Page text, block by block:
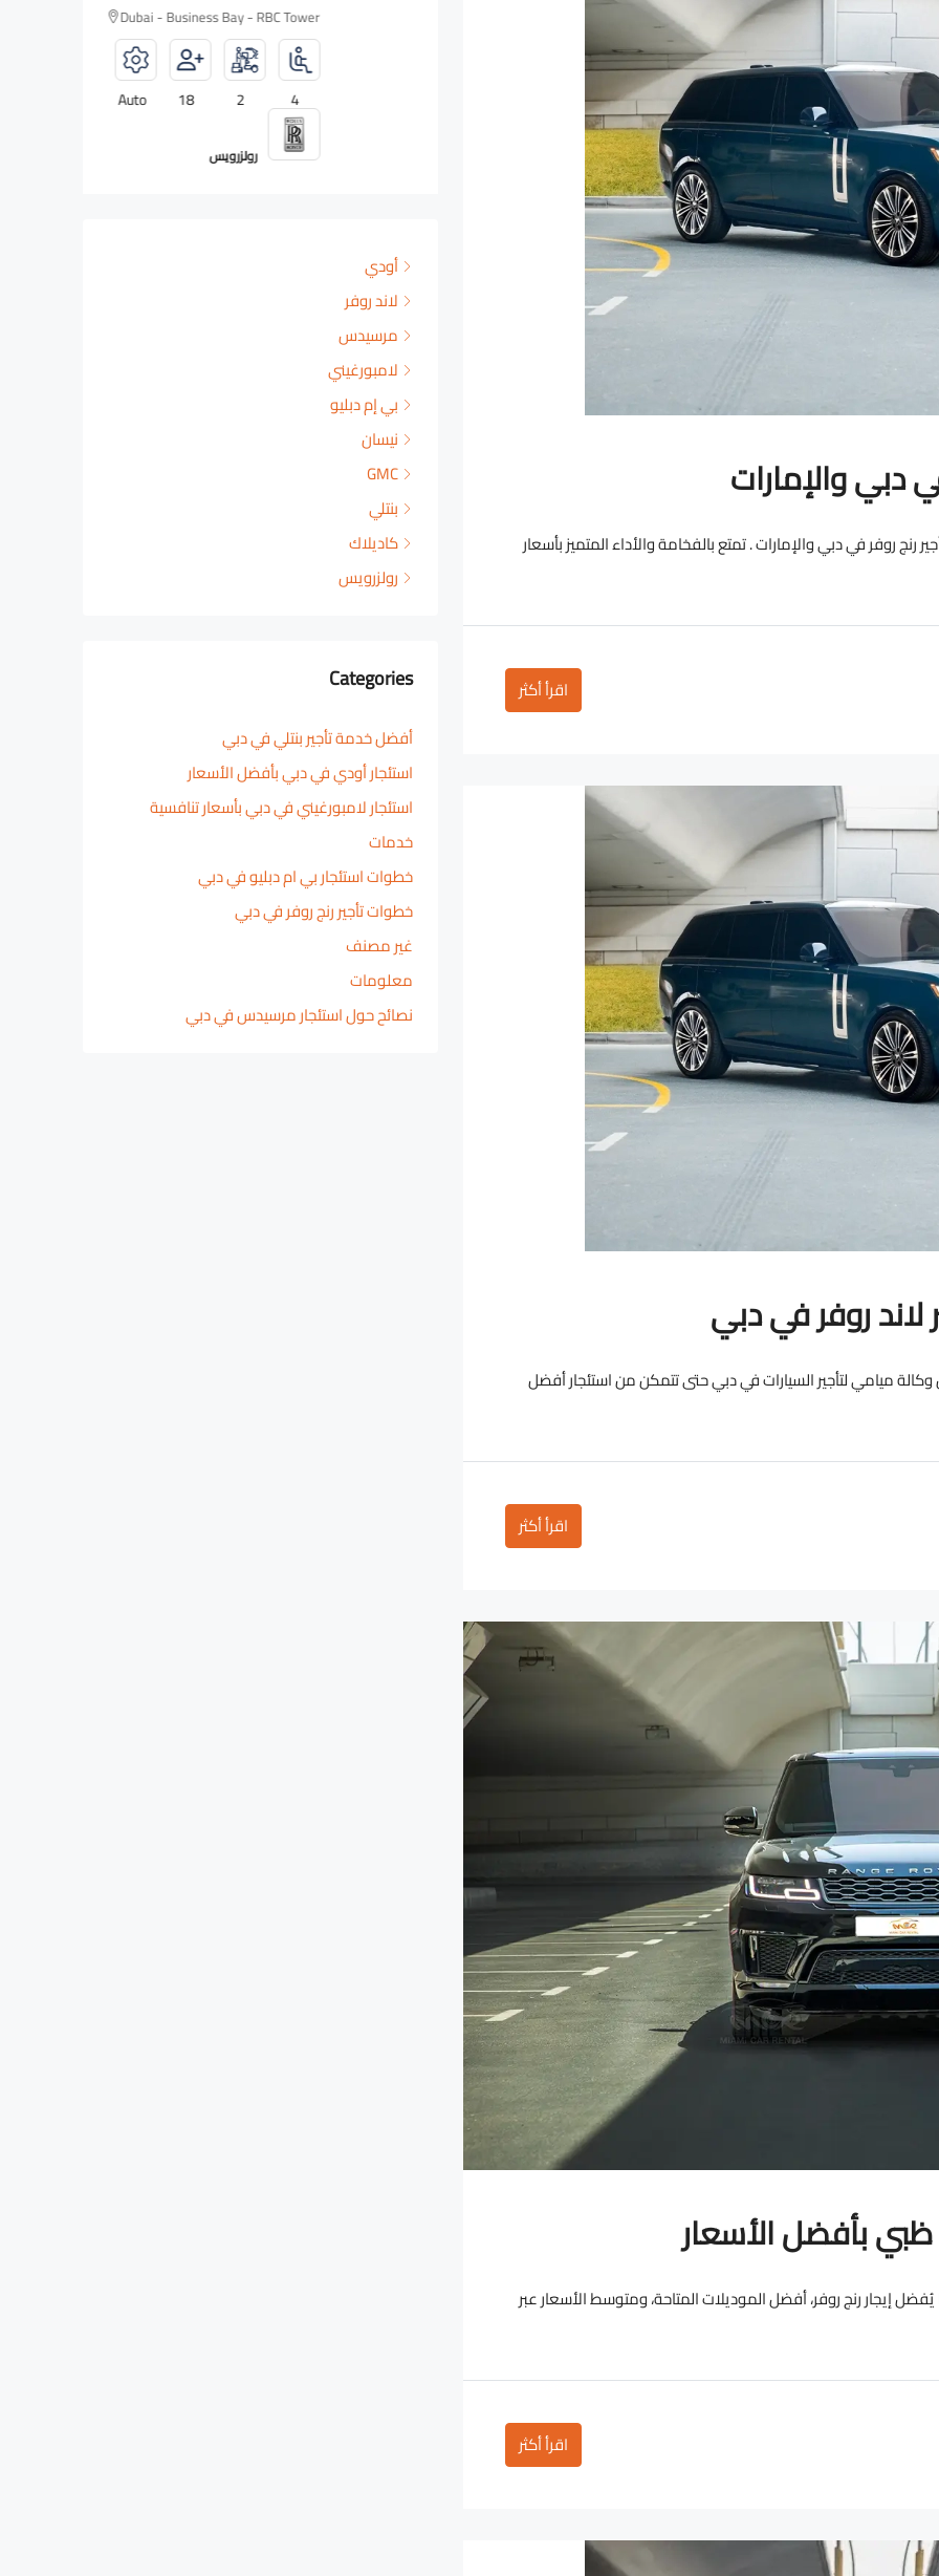
دبي والإمارات
روفر في دبي والإمارات . تمتع بالفخامة والأداء المتميز بأسعار
اقرأ أكثر
روفر في دبي
ميامي لتأجير السيارات في دبي حتى تتمكن من استئجار أفضل
اقرأ أكثر
ظبي بأفضل الأسعار
إيجار رنج روفر، أفضل الموديلات المتاحة، ومتوسط الأسعار عبر
اقرأ أكثر
Dubai - Business Bay - RBC Tower
18
Auto
لامبورغيني
Dubai - Business Bay - RBC Tower
18
Auto
رولزرويس
أودي
لاند روفر
مرسيدس
لامبورغيني
بي إم دبليو
نيسان
GMC
بنتلي
كاديلاك
رولزرويس
Categories
أفضل خدمة تأجير بنتلي في دبي
استئجار أودي في دبي بأفضل الأسعار
استئجار لامبورغيني في دبي بأسعار تنافسية
خدمات
خطوات استئجار بي ام دبليو في دبي
خطوات تأجير رنج روفر في دبي
غير مصنف
معلومات
نصائح حول استئجار مرسيدس في دبي